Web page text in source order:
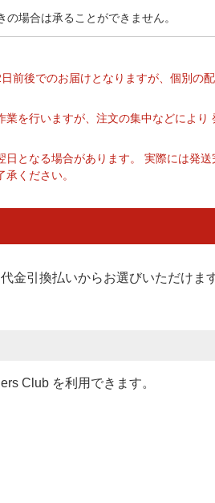
場合は承ることができません。
前後でのお届けとなりますが、個別の
を行いますが、注文の集中などにより
となる場合があります。 実際には発
ください。
金引換払いからお選びいただけます
Club を利用できます。